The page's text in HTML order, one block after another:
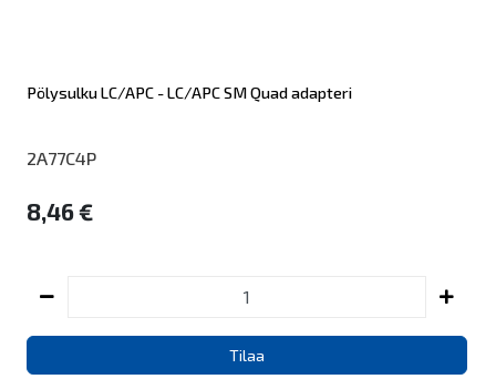
Pölysulku LC/APC - LC/APC SM Quad adapteri
2A77C4P
8,46 €
Tilaa